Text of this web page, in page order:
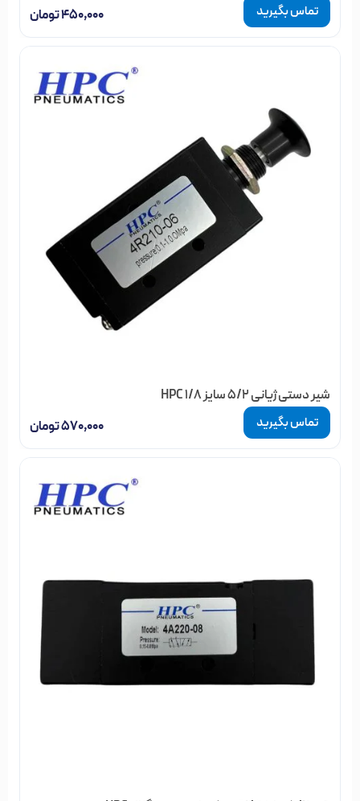
۴۵۰,۰۰۰تومان تماس بگیرید
شیر دستی ژیانی 5/2 سایز 1/8 HPC
۵۷۰,۰۰۰تومان تماس بگیرید